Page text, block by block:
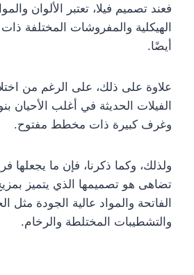
فعند تصميم فيلا، تعتبر الألوان
الهيكلية والمفروشات المختلفة
أيضًا.
علاوة على ذلك، على الرغم من
الفيلات الحديثة في أغلب الأحيان
وغرف كبيرة ذات مخطط مفتوح.
ولذلك، وكما ذكرنا، فإن ما يجعلها
تضاهى هو تصميمها الذي يتميز
الفاتحة والمواد عالية الجودة
والتشطيبات المختلطة والرخام.